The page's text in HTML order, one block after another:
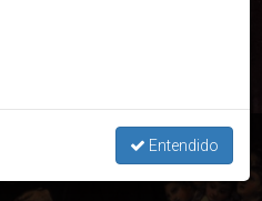
Entendido